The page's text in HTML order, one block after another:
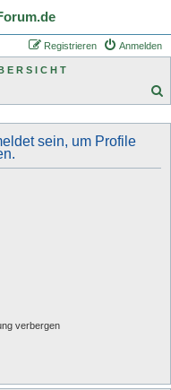
Anmelden
Registrieren
E R S I C H T
sein, um Profile
verbergen